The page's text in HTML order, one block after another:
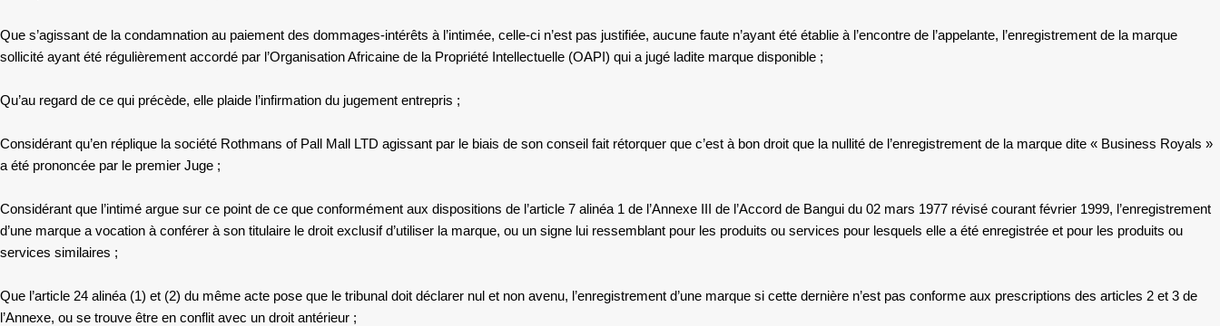
Que s’agissant de la condamnation au paiement des dommages-intérêts à l’intimée, celle-ci n’est pas justifiée, aucune faute n’ayant été établie à l’encontre de l’appelante, l’enregistrement de la marque
sollicité ayant été régulièrement accordé par l’Organisation Africaine de la Propriété Intellectuelle (OAPI) qui a jugé ladite marque disponible ;
Qu’au regard de ce qui précède, elle plaide l’infirmation du jugement entrepris ;
Considérant qu’en réplique la société Rothmans of Pall Mall LTD agissant par le biais de son conseil fait rétorquer que c’est à bon droit que la nullité de l’enregistrement de la marque dite « Business Royals »
a été prononcée par le premier Juge ;
Considérant que l’intimé argue sur ce point de ce que conformément aux dispositions de l’article 7 alinéa 1 de l’Annexe III de l’Accord de Bangui du 02 mars 1977 révisé courant février 1999, l’enregistrement
d’une marque a vocation à conférer à son titulaire le droit exclusif d’utiliser la marque, ou un signe lui ressemblant pour les produits ou services pour lesquels elle a été enregistrée et pour les produits ou
services similaires ;
Que l’article 24 alinéa (1) et (2) du même acte pose que le tribunal doit déclarer nul et non avenu, l’enregistrement d’une marque si cette dernière n’est pas conforme aux prescriptions des articles 2 et 3 de
l’Annexe, ou se trouve être en conflit avec un droit antérieur ;